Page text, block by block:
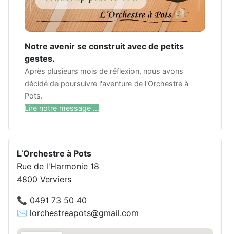
Notre avenir se construit avec de petits
gestes.
Après plusieurs mois de réflexion, nous avons
décidé de poursuivre l'aventure de l'Orchestre à
Pots.
Lire notre message ...
L’Orchestre à Pots
Rue de l'Harmonie 18
4800 Verviers
📞 0491 73 50 40
✉️ lorchestreapots@gmail.com